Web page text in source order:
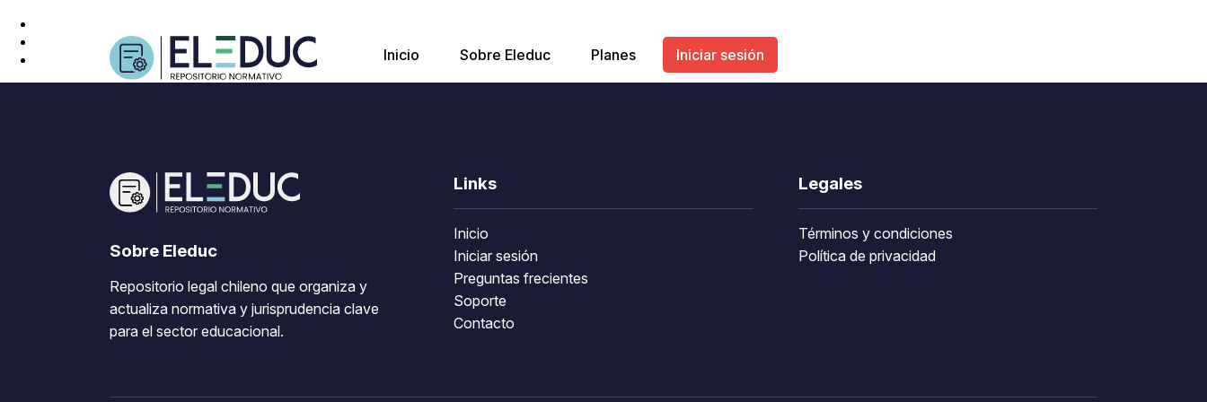
Inicio Sobre Eleduc Planes Iniciar sesión
Sobre Eleduc
Repositorio legal chileno que organiza y
actualiza normativa y jurisprudencia clave
para el sector educacional.
Links
Inicio
Iniciar sesión
Preguntas frecientes
Soporte
Contacto
Legales
Términos y condiciones
Política de privacidad